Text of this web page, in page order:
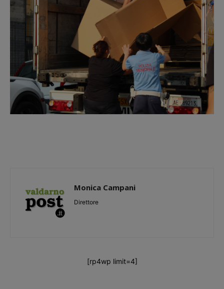
Monica Campani
Direttore
[rp4wp limit=4]